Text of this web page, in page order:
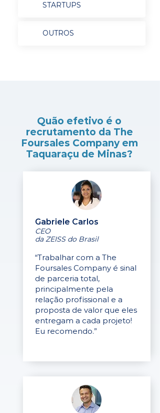
STARTUPS
OUTROS
Quão efetivo é o
recrutamento da The
Foursales Company em
Taquaraçu de Minas?
Gabriele Carlos
CEO
da ZEISS do Brasil
“Trabalhar com a The
Foursales Company é sinal
de parceria total,
principalmente pela
relação profissional e a
proposta de valor que eles
entregam a cada projeto!
Eu recomendo.”